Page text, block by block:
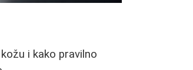
i kako pravilno